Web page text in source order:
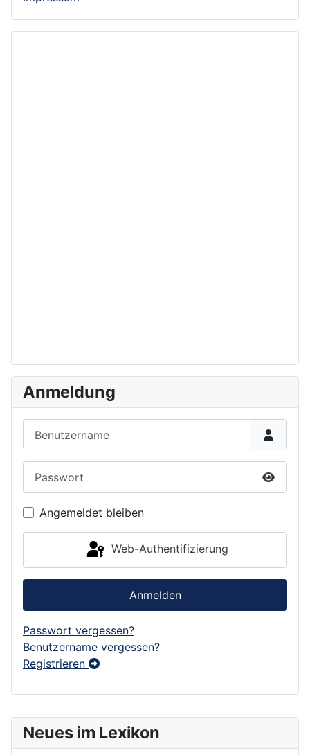
Neues im Lexikon
Anmeldung
Angemeldet bleiben
Web-Authentifizierung
Anmelden
Passwort vergessen?
Benutzername vergessen?
Registrieren